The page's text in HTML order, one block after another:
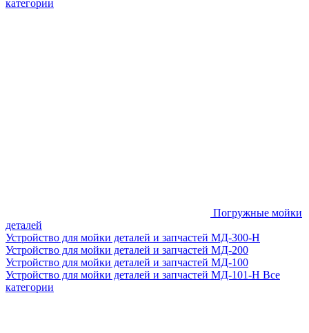
категории
Погружные мойки
деталей
Устройство для мойки деталей и запчастей МД-300-H
Устройство для мойки деталей и запчастей МД-200
Устройство для мойки деталей и запчастей МД-100
Устройство для мойки деталей и запчастей МД-101-Н Все
категории